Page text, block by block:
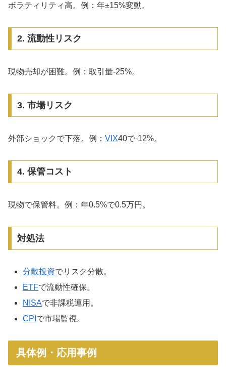
ボラティリティ高。例：年±15%変動。
2. 流動性リスク
現物売却が困難。例：取引量-25%。
3. 市場リスク
外部ショックで下落。例： VIX40で-12%。
4. 保管コスト
現物で保管料。例：年0.5%で0.5万円。
対処法
分散投資でリスク分散。
ETFで流動性確保。
NISAで非課税運用。
CPI で市場監視。
具体例・応用事例